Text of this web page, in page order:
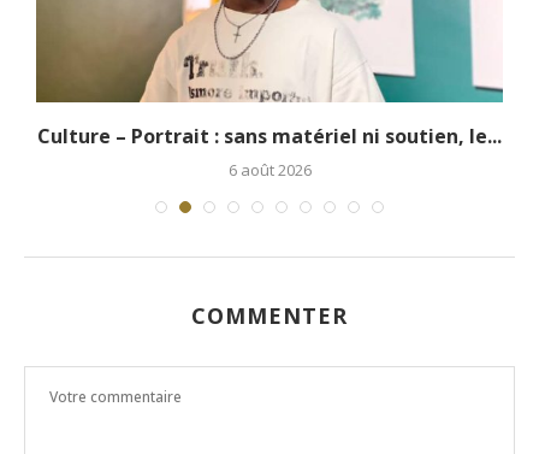
Culture – Portrait : sans matériel ni soutien, le...
6 août 2026
COMMENTER